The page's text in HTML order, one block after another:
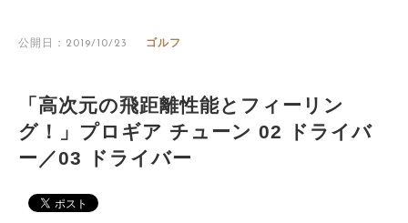
公開日：2019/10/23 ゴルフ
「高次元の飛距離性能とフィーリン
グ！」プロギア チューン 02 ドライバ
ー／03 ドライバー
FASHION
WATCH
CAR&BIKE
COLUMN